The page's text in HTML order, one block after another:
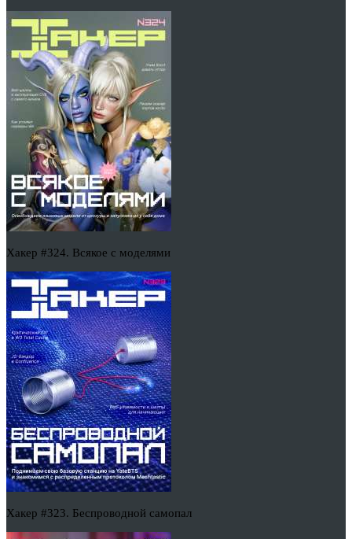
Хакер #324. Всякое с моделями
Хакер #323. Беспроводной самопал